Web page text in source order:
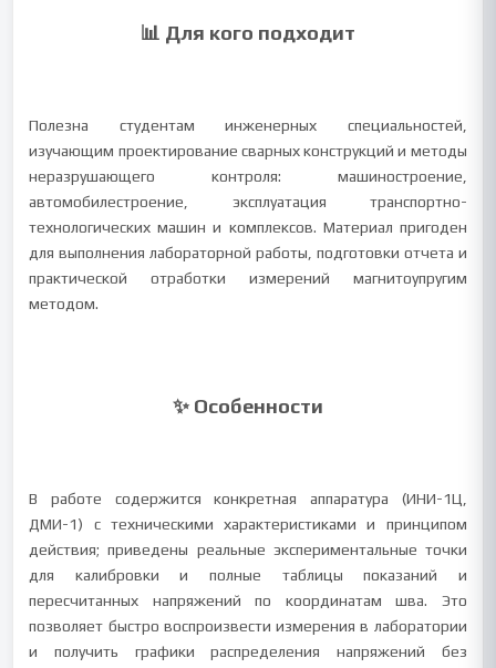
📊 Для кого подходит
Полезна студентам инженерных специальностей,
изучающим проектирование сварных конструкций и методы
неразрушающего контроля: машиностроение,
автомобилестроение, эксплуатация транспортно-
технологических машин и комплексов. Материал пригоден
для выполнения лабораторной работы, подготовки отчета и
практической отработки измерений магнитоупругим
методом.
✨ Особенности
В работе содержится конкретная аппаратура (ИНИ-1Ц,
ДМИ-1) с техническими характеристиками и принципом
действия; приведены реальные экспериментальные точки
для калибровки и полные таблицы показаний и
пересчитанных напряжений по координатам шва. Это
позволяет быстро воспроизвести измерения в лаборатории
и получить графики распределения напряжений без